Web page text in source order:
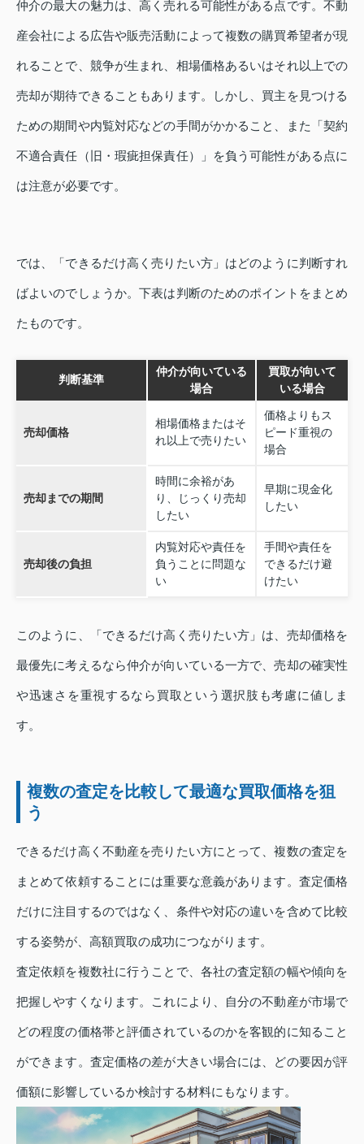
仲介の最大の魅力は、高く売れる可能性がある点です。不動
産会社による広告や販売活動によって複数の購買希望者が現
れることで、競争が生まれ、相場価格あるいはそれ以上での
売却が期待できることもあります。しかし、買主を見つける
ための期間や内覧対応などの手間がかかること、また「契約
不適合責任（旧・瑕疵担保責任）」を負う可能性がある点に
は注意が必要です。
では、「できるだけ高く売りたい方」はどのように判断すれ
ばよいのでしょうか。下表は判断のためのポイントをまとめ
たものです。
判断基準
仲介が向いている
場合
買取が向いて
いる場合
売却価格
相場価格またはそ
れ以上で売りたい
価格よりもス
ピード重視の
場合
売却までの期間
時間に余裕があ
り、じっくり売却
したい
早期に現金化
したい
売却後の負担
内覧対応や責任を
負うことに問題な
い
手間や責任を
できるだけ避
けたい
このように、「できるだけ高く売りたい方」は、売却価格を
最優先に考えるなら仲介が向いている一方で、売却の確実性
や迅速さを重視するなら買取という選択肢も考慮に値しま
す。
複数の査定を比較して最適な買取価格を狙
う
できるだけ高く不動産を売りたい方にとって、複数の査定を
まとめて依頼することには重要な意義があります。査定価格
だけに注目するのではなく、条件や対応の違いを含めて比較
する姿勢が、高額買取の成功につながります。
査定依頼を複数社に行うことで、各社の査定額の幅や傾向を
把握しやすくなります。これにより、自分の不動産が市場で
どの程度の価格帯と評価されているのかを客観的に知ること
ができます。査定価格の差が大きい場合には、どの要因が評
価額に影響しているか検討する材料にもなります。